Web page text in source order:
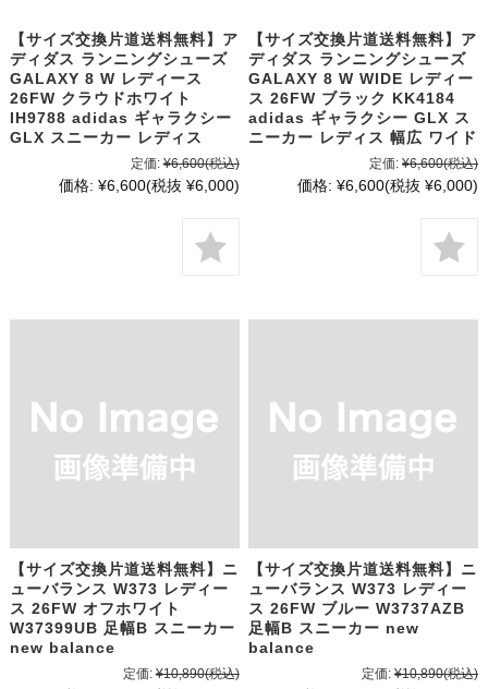
【サイズ交換片道送料無料】ア
ディダス ランニングシューズ
GALAXY 8 W レディース
26FW クラウドホワイト
IH9788 adidas ギャラクシー
GLX スニーカー レディス
定価: ¥6,600(税込)
価格: ¥6,600(税抜 ¥6,000)
【サイズ交換片道送料無料】ア
ディダス ランニングシューズ
GALAXY 8 W WIDE レディー
ス 26FW ブラック KK4184
adidas ギャラクシー GLX ス
ニーカー レディス 幅広 ワイド
定価: ¥6,600(税込)
価格: ¥6,600(税抜 ¥6,000)
【サイズ交換片道送料無料】ニ
ューバランス W373 レディー
ス 26FW オフホワイト
W37399UB 足幅B スニーカー
new balance
定価: ¥10,890(税込)
【サイズ交換片道送料無料】ニ
ューバランス W373 レディー
ス 26FW ブルー W3737AZB
足幅B スニーカー new
balance
定価: ¥10,890(税込)